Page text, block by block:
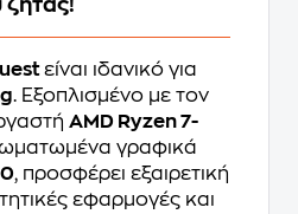
είναι ιδανικό για
. Εξοπλισμένο με τον
AMD Ryzen 7-
γραφικά
, προσφέρει εξαιρετική
εφαρμογές και